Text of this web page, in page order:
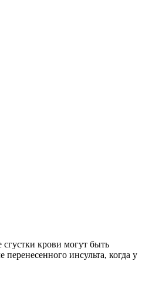
крови могут быть
инсульта, когда у